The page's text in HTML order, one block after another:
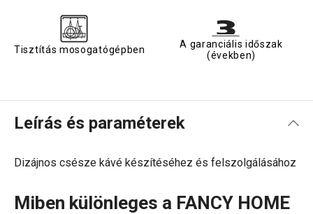
Tisztítás mosogatógépben
A garanciális időszak
(években)
Leírás és paraméterek
Dizájnos csésze kávé készítéséhez és felszolgálásához
Miben különleges a FANCY HOME